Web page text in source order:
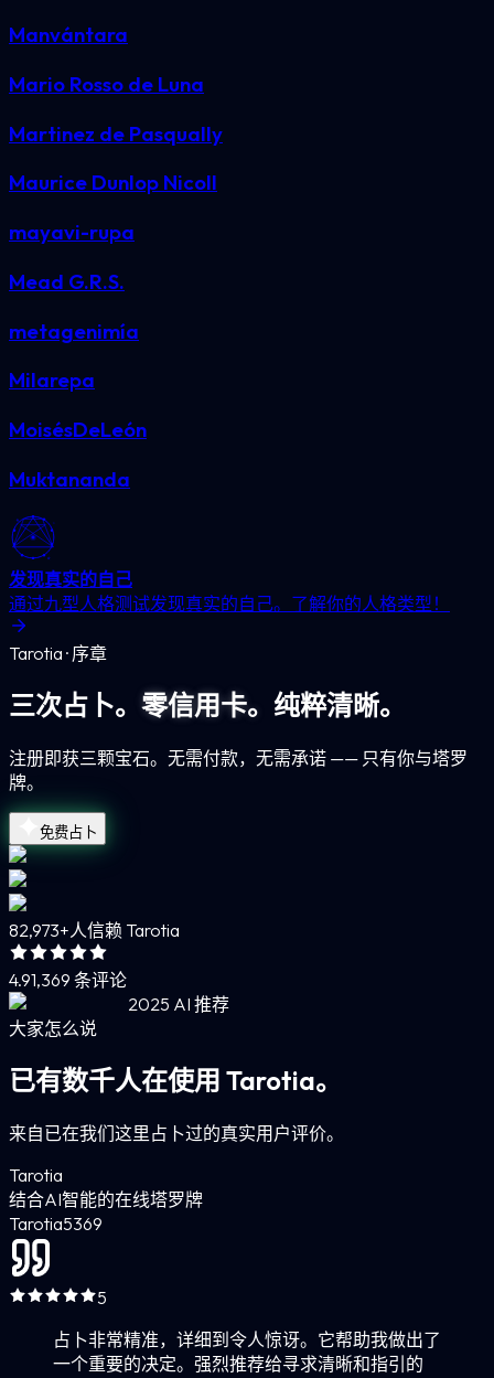
Manvántara
Mario Rosso de Luna
Martinez de Pasqually
Maurice Dunlop Nicoll
mayavi-rupa
Mead G.R.S.
metagenimía
Milarepa
MoisésDeLeón
Muktananda
发现真实的自己
通过九型人格测试发现真实的自己。了解你的人格类型！
Tarotia · 序章
三次占卜。 零信用卡。 纯粹清晰。
注册即获三颗宝石。无需付款，无需承诺 —— 只有你与塔罗
牌。
免费占卜
82,973+人信赖 Tarotia
4.91,369 条评论
2025 AI 推荐
大家怎么说
已有数千人在使用 Tarotia。
来自已在我们这里占卜过的真实用户评价。
Tarotia
结合AI智能的在线塔罗牌
Tarotia5369
5
占卜非常精准，详细到令人惊讶。它帮助我做出了
一个重要的决定。强烈推荐给寻求清晰和指引的